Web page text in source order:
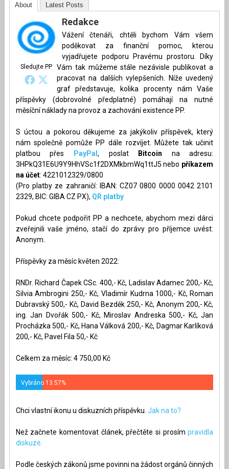
About Latest Posts
Sledujte PP
Redakce
Vážení čtenáři, chtěli bychom Vám všem
poděkovat za finanční pomoc, kterou
vyjadřujete podporu Pravému prostoru. Díky
Vám tak můžeme stále nezávisle publikovat a
pracovat na dalších vylepšeních. Níže uvedený
graf představuje, kolika procenty nám Vaše
příspěvky (dobrovolné předplatné) pomáhají na nutné
měsíční náklady na provoz a zachování existence PP.
S úctou a pokorou děkujeme za jakýkoliv příspěvek, který
nám společně pomůže PP dále rozvíjet. Můžete tak učinit
platbou přes
PayPal, poslat Bitcoin na adresu:
3HPkQ31E6U9Y9HhVSc1f2DXMkbmWq1ttJ5 nebo příkazem
na účet: 4221012329/0800
(Pro platby ze zahraničí: IBAN: CZ07 0800 0000 0042 2101
2329, BIC: GIBA CZ PX), QR platby
Pokud chcete podpořit PP a nechcete, abychom mezi dárci
zveřejnili vaše jméno, stačí do zprávy pro příjemce uvést:
Anonym.
Příspěvky za měsíc květen 2022:
RNDr. Richard Čapek CSc. 400,- Kč, Ladislav Adamec 200,- Kč,
Silvia Ambrogini 250,- Kč, Vladimír Kudrna 1000,- Kč, Roman
Dubravský 500,- Kč, David Bezděk 250,- Kč, Anonym 200,- Kč,
ing. Jan Dvořák 500,- Kč, Miroslav Andreska 500,- Kč, Jan
Procházka 500,- Kč, Hana Válková 200,- Kč, Dagmar Karlíková
200,- Kč, Pavel Fila 50,- Kč
Celkem za měsíc: 4 750,00 Kč
Vybráno 13.57%
Chci vlastní ikonu u diskuzních příspěvku. Jak na to?
Než začnete komentovat článek, přečtěte si prosímpravidla
diskuze.
Podle českých zákonů jsme povinni na žádost orgánů činných